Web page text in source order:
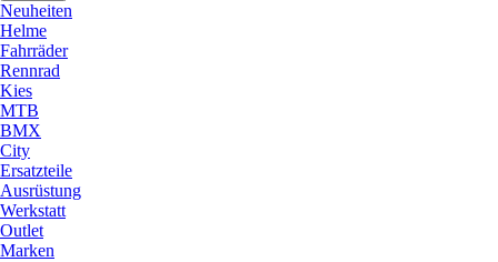
Neuheiten
Helme
Fahrräder
Rennrad
Kies
MTB
BMX
City
Ersatzteile
Ausrüstung
Werkstatt
Outlet
Marken